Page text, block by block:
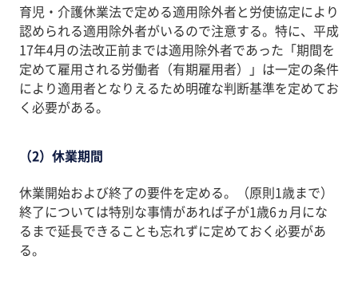
育児・介護休業法で定める適用除外者と労使協定により
認められる適用除外者がいるので注意する。特に、平成
17年4月の法改正前までは適用除外者であった「期間を
定めて雇用される労働者（有期雇用者）」は一定の条件
により適用者となりえるため明確な判断基準を定めてお
く必要がある。
（2）休業期間
休業開始および終了の要件を定める。（原則1歳まで）
終了については特別な事情があれば子が1歳6ヵ月にな
るまで延長できることも忘れずに定めておく必要があ
る。